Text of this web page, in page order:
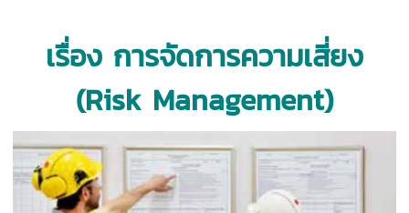
เรื่อง การจัดการความเสี่ยง
(Risk Management)